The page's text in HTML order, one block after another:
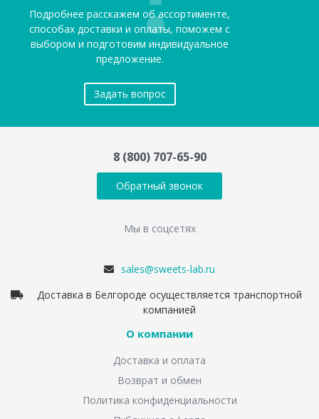
Подробнее расскажем об ассортименте,
способах доставки и оплаты, поможем с
выбором и подготовим индивидуальное
предложение.
Задать вопрос
8 (800) 707-65-90
Обратный звонок
Мы в соцсетях
sales@sweets-lab.ru
Доставка в Белгороде осуществляется транспортной
компанией
О компании
Доставка и оплата
Возврат и обмен
Политика конфиденциальности